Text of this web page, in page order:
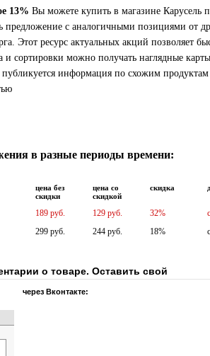
13% Вы можете купить в магазине Карусель
с аналогичными позициями от
Этот ресурс актуальных акций позволяет
можно получать наглядные
информация по схожим
в разные периоды времени:
цена без
скидки
цена со
скидкой
скидка
189 руб. 129 руб. 32%
299 руб. 244 руб. 18%
о товаре. Оставить свой
через Вконтакте: